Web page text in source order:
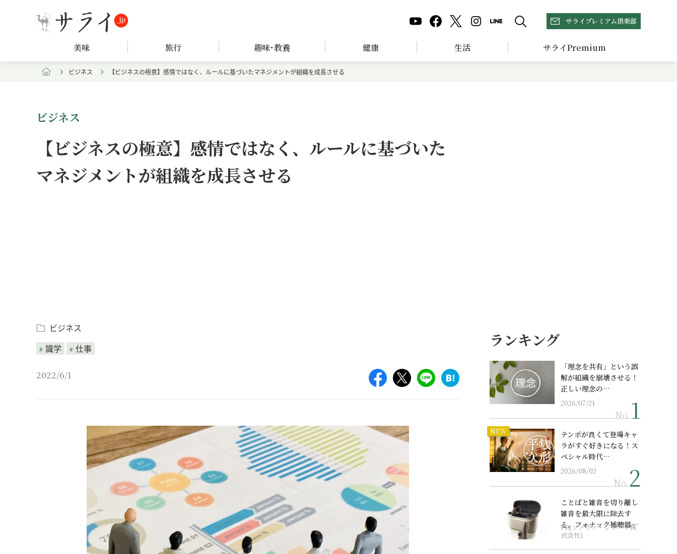
サライプレミアム倶楽部
美味 旅行 趣味･教養 健康 生活 サライPremium
ビジネス 【ビジネスの極意】感情ではなく、ルールに基づいたマネジメントが組織を成長させる
ビジネス
【ビジネスの極意】感情ではなく、ルールに基づいた
マネジメントが組織を成長させる
ビジネス
識学
仕事
2022/6/1
ランキング
「理念を共有」という誤
解が組織を崩壊させる！
正しい理念の…
2026/07/21
No.
NEW
テンポが良くて登場キャ
ラがすぐ好きになる！ス
ペシャル時代…
2026/08/02
No.
ことばと雑音を切り離し
雑音を最大限に除去す
る、フォナック補聴器の
最上位モデル
PR(ソノヴァ・ジャパン株
式会社)